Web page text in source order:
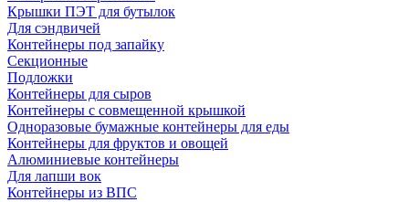
Крышки ПЭТ для бутылок
Для сэндвичей
Контейнеры под запайку
Секционные
Подложки
Контейнеры для сыров
Контейнеры с совмещенной крышкой
Одноразовые бумажные контейнеры для еды
Контейнеры для фруктов и овощей
Алюминиевые контейнеры
Для лапши вок
Контейнеры из ВПС